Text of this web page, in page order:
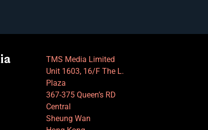
TMS Media Limited
Unit 1603, 16/F The L.
Plaza
367-375 Queen’s RD
Central
Sheung Wan